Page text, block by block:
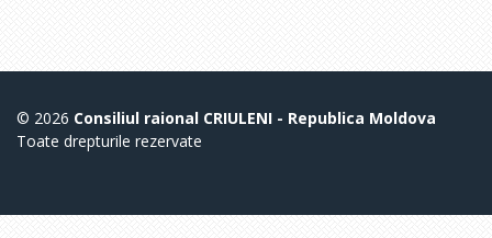
© 2026 Consiliul raional CRIULENI - Republica Moldova
Toate drepturile rezervate